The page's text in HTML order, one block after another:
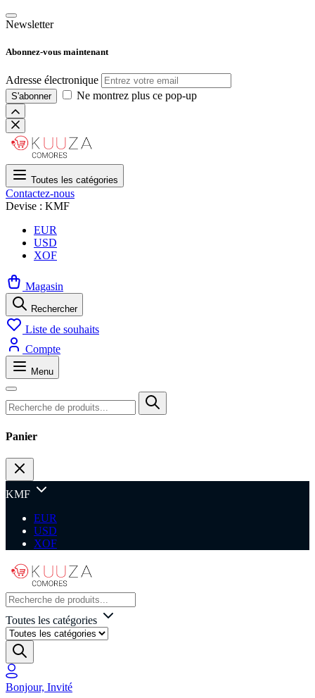
Newsletter
Abonnez-vous maintenant
Adresse électronique
S'abonner Ne montrez plus ce pop-up
Toutes les catégories
Contactez-nous
Devise : KMF
EUR
USD
XOF
Magasin
Rechercher
Liste de souhaits
Compte
Menu
Panier
KMF
EUR
USD
XOF
Toutes les catégories
Bonjour, Invité